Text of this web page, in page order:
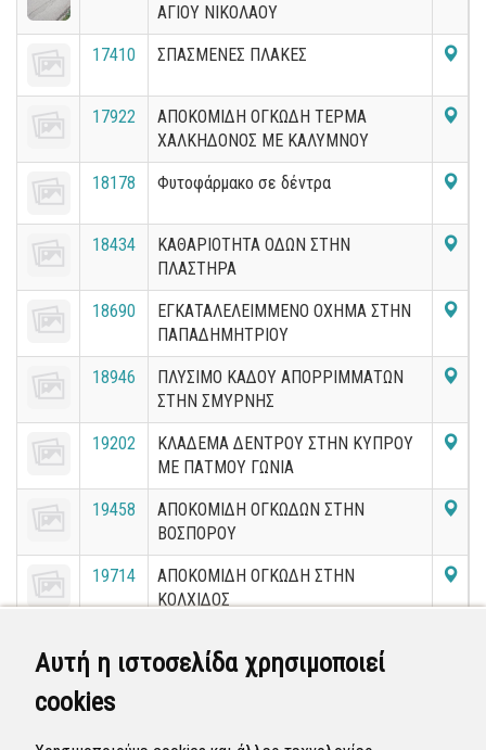
Αυτή η ιστοσελίδα χρησιμοποιεί
cookies
ΑΓΙΟΥ ΝΙΚΟΛΑΟΥ
17410 ΣΠΑΣΜΕΝΕΣ ΠΛΑΚΕΣ
17922
ΑΠΟΚΟΜΙΔΗ ΟΓΚΩΔΗ ΤΕΡΜΑ
ΧΑΛΚΗΔΟΝΟΣ ΜΕ ΚΑΛΥΜΝΟΥ
18178 Φυτοφάρμακο σε δέντρα
18434
ΚΑΘΑΡΙΟΤΗΤΑ ΟΔΩΝ ΣΤΗΝ
ΠΛΑΣΤΗΡΑ
18690
ΕΓΚΑΤΑΛΕΛΕΙΜΜΕΝΟ ΟΧΗΜΑ ΣΤΗΝ
ΠΑΠΑΔΗΜΗΤΡΙΟΥ
18946
ΠΛΥΣΙΜΟ ΚΑΔΟΥ ΑΠΟΡΡΙΜΜΑΤΩΝ
ΣΤΗΝ ΣΜΥΡΝΗΣ
19202
ΚΛΑΔΕΜΑ ΔΕΝΤΡΟΥ ΣΤΗΝ ΚΥΠΡΟΥ
ΜΕ ΠΑΤΜΟΥ ΓΩΝΙΑ
19458
ΑΠΟΚΟΜΙΔΗ ΟΓΚΩΔΩΝ ΣΤΗΝ
ΒΟΣΠΟΡΟΥ
19714
ΑΠΟΚΟΜΙΔΗ ΟΓΚΩΔΗ ΣΤΗΝ
ΚΟΛΧΙΔΟΣ
20226